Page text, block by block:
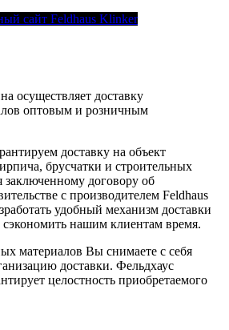
сайт Feldhaus Klinker
осуществляет доставку
оптовым и розничным
доставку на объект
брусчатки и строительных
договору об
с производителем Feldhaus
удобный механизм доставки
нашим клиентам время.
материалов Вы снимаете с себя
доставки. Фельдхаус
целостность приобретаемого